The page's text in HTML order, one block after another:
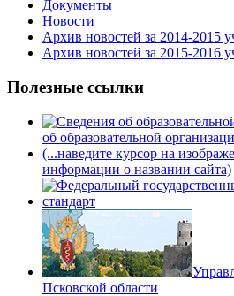
Документы
Новости
Архив новостей за 2014-2015
Архив новостей за 2015-2016
Полезные ссылки
об образовательной
(...наведите курсор на
информации о названии сайта)
Псковской области